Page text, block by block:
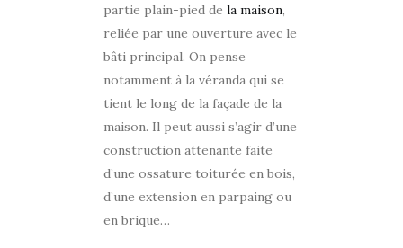
partie plain-pied de la maison,
reliée par une ouverture avec le
bâti principal. On pense
notamment à la véranda qui se
tient le long de la façade de la
maison. Il peut aussi s’agir d’une
construction attenante faite
d’une ossature toiturée en bois,
d’une extension en parpaing ou
en brique…